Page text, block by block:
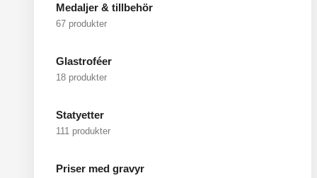
Medaljer & tillbehör
67 produkter
Glastroféer
18 produkter
Statyetter
111 produkter
Priser med gravyr